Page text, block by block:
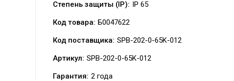
Степень защиты (IP): IP 65
Код товара: Б0047622
Код поставщика: SPB-202-0-65K-012
Артикул: SPB-202-0-65K-012
Гарантия: 2 года